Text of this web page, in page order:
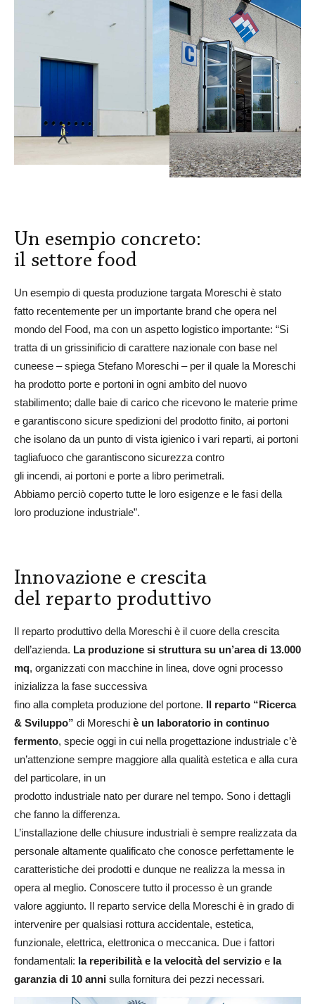
Un esempio concreto:
il settore food
Un esempio di questa produzione targata Moreschi è stato
fatto recentemente per un importante brand che opera nel
mondo del Food, ma con un aspetto logistico importante: “Si
tratta di un grissinificio di carattere nazionale con base nel
cuneese – spiega Stefano Moreschi – per il quale la Moreschi
ha prodotto porte e portoni in ogni ambito del nuovo
stabilimento; dalle baie di carico che ricevono le materie prime
e garantiscono sicure spedizioni del prodotto finito, ai portoni
che isolano da un punto di vista igienico i vari reparti, ai portoni
tagliafuoco che garantiscono sicurezza contro
gli incendi, ai portoni e porte a libro perimetrali.
Abbiamo perciò coperto tutte le loro esigenze e le fasi della
loro produzione industriale”.
Innovazione e crescita
del reparto produttivo
Il reparto produttivo della Moreschi è il cuore della crescita
dell’azienda. La produzione si struttura su un’area di 13.000
mq, organizzati con macchine in linea, dove ogni processo
inizializza la fase successiva
fino alla completa produzione del portone. Il reparto “Ricerca
& Sviluppo” di Moreschi è un laboratorio in continuo
fermento, specie oggi in cui nella progettazione industriale c’è
un’attenzione sempre maggiore alla qualità estetica e alla cura
del particolare, in un
prodotto industriale nato per durare nel tempo. Sono i dettagli
che fanno la differenza.
L’installazione delle chiusure industriali è sempre realizzata da
personale altamente qualificato che conosce perfettamente le
caratteristiche dei prodotti e dunque ne realizza la messa in
opera al meglio. Conoscere tutto il processo è un grande
valore aggiunto. Il reparto service della Moreschi è in grado di
intervenire per qualsiasi rottura accidentale, estetica,
funzionale, elettrica, elettronica o meccanica. Due i fattori
fondamentali: la reperibilità e la velocità del servizio e la
garanzia di 10 anni sulla fornitura dei pezzi necessari.